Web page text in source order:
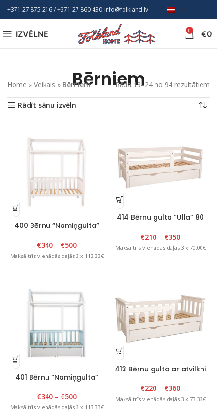
+371 27 875 216/ +371 27 860 430 info@folkland.lv LV
IZVĒLNE 0 €0
Bērniem
Home » Veikals » Bērniem Rāda 13–24 no 94 rezultātiem
Rādīt sānu izvēlni
400 Bērnu “Namiņgulta”
Balta
€340 – €500
Maksā trīs vienādās daļās 3 x 113.33€
414 Bērnu gulta “Ulla” 80
€210 – €350
Maksā trīs vienādās daļās 3 x 70.00€
401 Bērnu “Namiņgulta”
Balts/Zils
€340 – €500
Maksā trīs vienādās daļās 3 x 113.33€
413 Bērnu gulta ar atvilkni
€220 – €360
Maksā trīs vienādās daļās 3 x 73.33€